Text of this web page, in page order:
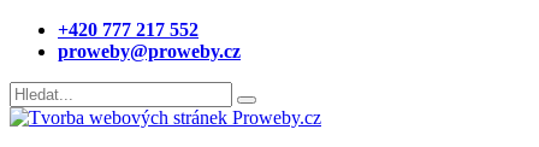
+420 777 217 552
proweby@proweby.cz